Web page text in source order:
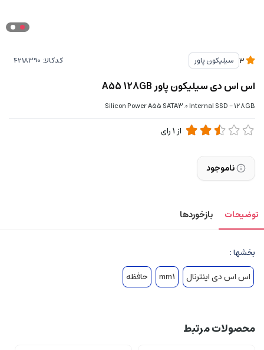
سیلیکون پاور کدکالا:
اس اس دی سیلیکون پاور A55 128GB
Silicon Power A55 SATA3.0 Internal SSD - 128GB
از 1رای
ناموجود
توضیحات بازخوردها
بخشها :
اس اس دی اینترنال
mm1 حافظه
محصولات مرتبط